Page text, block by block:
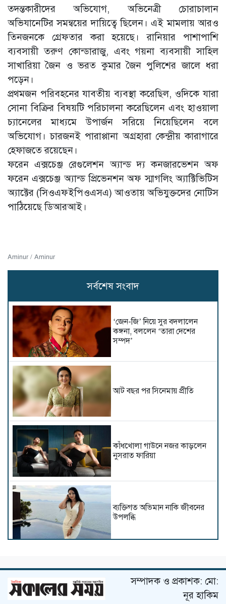
তদন্তকারীদের অভিযোগ, অভিনেত্রী চোরাচালান
অভিযানেটির সমন্বয়ের দায়িত্বে ছিলেন। এই মামলায় আরও
তিনজনকে গ্রেফতার করা হয়েছে। রানিয়ার পাশাপাশি
ব্যবসায়ী তরুণ কোন্ডারাজু, এবং গয়না ব্যবসায়ী সাহিল
সাখারিয়া জৈন ও ভরত কুমার জৈন পুলিশের জালে ধরা
পড়েন।
প্রথমজন পরিবহনের যাবতীয় ব্যবস্থা করেছিল, ওদিকে যারা
সোনা বিক্রির বিষয়টি পরিচালনা করেছিলেন এবং হাওয়ালা
চ্যানেলের মাধ্যমে উপার্জন সরিয়ে নিয়েছিলেন বলে
অভিযোগ। চারজনই পারাপ্পানা অগ্রহারা কেন্দ্রীয় কারাগারে
হেফাজতে রয়েছেন।
ফরেন এক্সচেঞ্জ রেগুলেশন অ্যান্ড দ্য কনজারভেশন অফ
ফরেন এক্সচেঞ্জ অ্যান্ড প্রিভেনশন অফ স্মাগলিং অ্যাক্টিভিটিস
অ্যাক্টের (সিওএফইপিওএসএ) আওতায় অভিযুক্তদের নোটিস
পাঠিয়েছে ডিআরআই।
Aminur / Aminur
সর্বশেষ সংবাদ
‘জেন-জি’ নিয়ে সুর বদলালেন
কঙ্গনা, বললেন ‘তারা দেশের
সম্পদ’
আট বছর পর সিনেমায় প্রীতি
কাঁধখোলা গাউনে নজর কাড়লেন
নুসরাত ফারিয়া
ব্যক্তিগত অভিমান নাকি জীবনের
উপলব্ধি
১৮ বছর আগের সম্পত্তি বিক্রি
করলেন মাধুরী দীক্ষিত
সম্পাদক ও প্রকাশক: মো:
নূর হাকিম